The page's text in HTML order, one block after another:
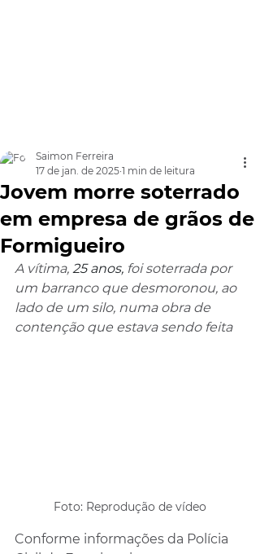
Jovem morre soterrado
em empresa de grãos de
Formigueiro
Saimon Ferreira
17 de jan. de 2025 1 min de leitura
A vítima, 25 anos, foi soterrada por
um barranco que desmoronou, ao
lado de um silo, numa obra de
contenção que estava sendo feita
Foto: Reprodução de vídeo
Conforme informações da Polícia